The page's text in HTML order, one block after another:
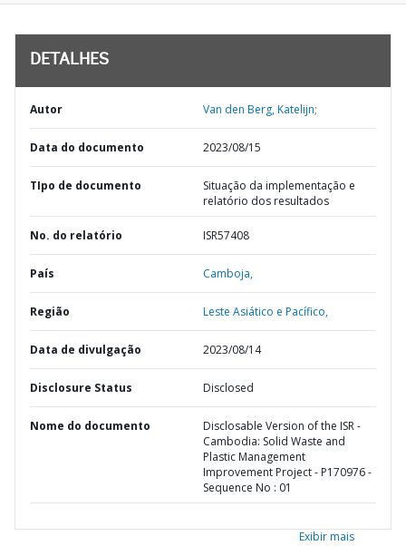
DETALHES
Autor Van den Berg, Katelijn;
Data do documento 2023/08/15
TIpo de documento
Situação da implementação e
relatório dos resultados
No. do relatório ISR57408
País Camboja,
Região Leste Asiático e Pacífico,
Data de divulgação 2023/08/14
Disclosure Status Disclosed
Nome do documento
Disclosable Version of the ISR -
Cambodia: Solid Waste and
Plastic Management
Improvement Project - P170976 -
Sequence No : 01
Exibir mais